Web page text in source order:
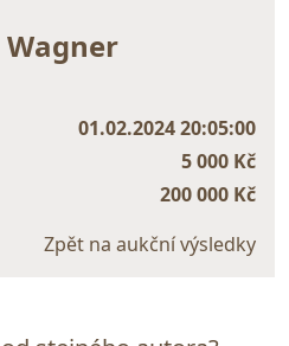
01.02.2024 20:05:00
5 000 Kč
200 000 Kč
Zpět na aukční výsledky